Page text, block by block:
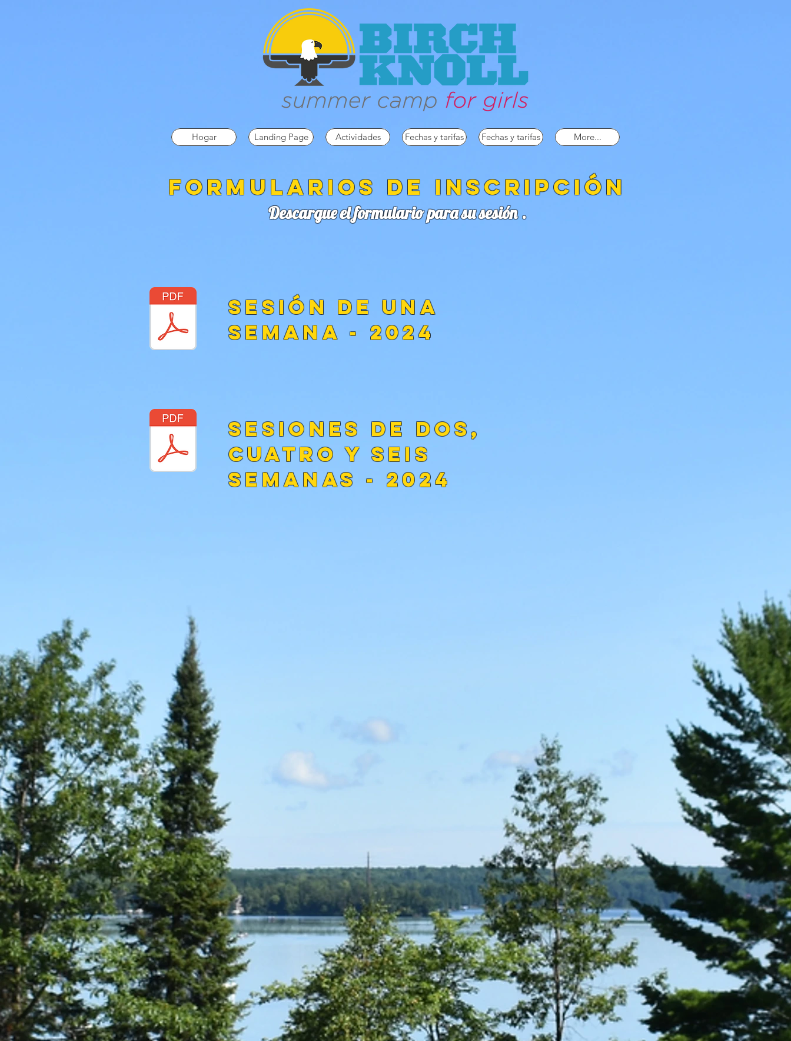
Hogar Landing Page Actividades Fechas y tarifas Fechas y tarifas More...
formularios de inscripción
Descargue el formulario para su sesión .
Sesión de una
semana - 2024
Sesiones de dos,
cuatro y seis
semanas - 2024